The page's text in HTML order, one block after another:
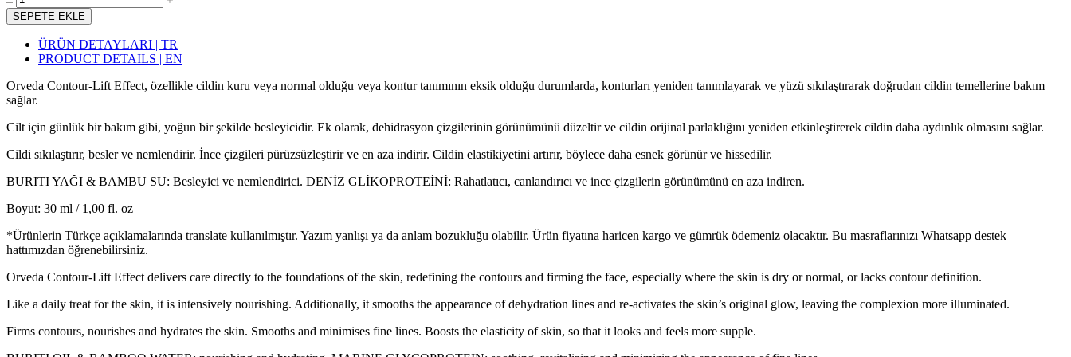
SEPETE EKLE
ÜRÜN DETAYLARI | TR
PRODUCT DETAILS | EN
Orveda Contour-Lift Effect, özellikle cildin kuru veya normal olduğu veya kontur tanımının eksik olduğu durumlarda, konturları yeniden tanımlayarak ve yüzü sıkılaştırarak doğrudan cildin temellerine bakım
sağlar.
Cilt için günlük bir bakım gibi, yoğun bir şekilde besleyicidir. Ek olarak, dehidrasyon çizgilerinin görünümünü düzeltir ve cildin orijinal parlaklığını yeniden etkinleştirerek cildin daha aydınlık olmasını sağlar.
Cildi sıkılaştırır, besler ve nemlendirir. İnce çizgileri pürüzsüzleştirir ve en aza indirir. Cildin elastikiyetini artırır, böylece daha esnek görünür ve hissedilir.
BURITI YAĞI & BAMBU SU: Besleyici ve nemlendirici. DENİZ GLİKOPROTEİNİ: Rahatlatıcı, canlandırıcı ve ince çizgilerin görünümünü en aza indiren.
Boyut: 30 ml / 1,00 fl. oz
*Ürünlerin Türkçe açıklamalarında translate kullanılmıştır. Yazım yanlışı ya da anlam bozukluğu olabilir. Ürün fiyatına haricen kargo ve gümrük ödemeniz olacaktır. Bu masraflarınızı Whatsapp destek
hattımızdan öğrenebilirsiniz.
Orveda Contour-Lift Effect delivers care directly to the foundations of the skin, redefining the contours and firming the face, especially where the skin is dry or normal, or lacks contour definition.
Like a daily treat for the skin, it is intensively nourishing. Additionally, it smooths the appearance of dehydration lines and re-activates the skin’s original glow, leaving the complexion more illuminated.
Firms contours, nourishes and hydrates the skin. Smooths and minimises fine lines. Boosts the elasticity of skin, so that it looks and feels more supple.